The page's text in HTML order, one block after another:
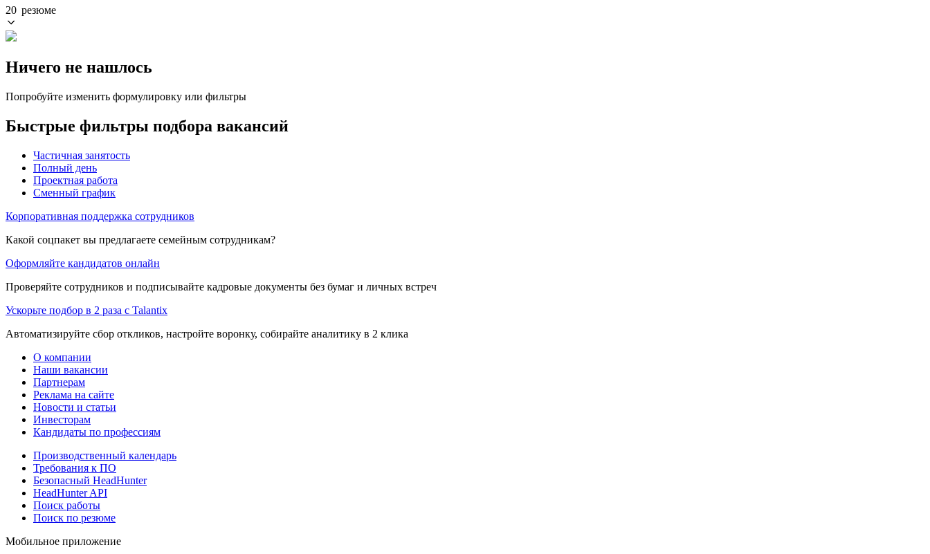
20 резюме
Ничего не нашлось
Попробуйте изменить формулировку или фильтры
Быстрые фильтры подбора вакансий
Частичная занятость
Полный день
Проектная работа
Сменный график
Корпоративная поддержка сотрудников
Какой соцпакет вы предлагаете семейным сотрудникам?
Оформляйте кандидатов онлайн
Проверяйте сотрудников и подписывайте кадровые документы без бумаг и личных встреч
Ускорьте подбор в 2 раза с Talantix
Автоматизируйте сбор откликов, настройте воронку, собирайте аналитику в 2 клика
О компании
Наши вакансии
Партнерам
Реклама на сайте
Новости и статьи
Инвесторам
Кандидаты по профессиям
Производственный календарь
Требования к ПО
Безопасный HeadHunter
HeadHunter API
Поиск работы
Поиск по резюме
Мобильное приложение